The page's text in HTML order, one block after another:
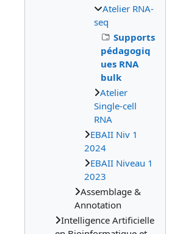
Atelier RNA-
seq
Supports
pédagogiq
ues RNA
bulk
Atelier
Single-cell
RNA
EBAII Niv 1
2024
EBAII Niveau 1
2023
Assemblage &
Annotation
Intelligence Artificielle